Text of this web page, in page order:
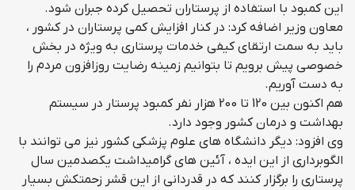
این کمبود با استفاده از پرستاران تحصیل کرده جبران شود.
معاون وزیر اضافه کرد: در کنار افزایش کمی پرستاران در کشور ،
باید به سمت ارتقای کیفی خدمات پرستاری به ویژه در بخش
خصوصی پیش برویم تا بتوانیم زمینه رضایت روزافزون مردم را
به دست آوریم.
هم اکنون بین 120 تا 200 هزار نفر کمبود پرستار در سیستم
بهداشت و درمان کشور وجود دارد.
وی افزود: دیگر دانشگاه های علوم پزشکی کشور نیز می توانند با
الگوبرداری از این ایده ، آئین های گرامیداشت یکصدمین سال
پرستاری را برگزار کنند که در قدردانی از این قشر زحمتکش بسیار